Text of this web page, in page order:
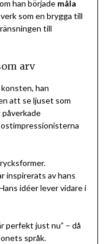
han började måla
som en brygga till
till
arv
han
att se ljuset som
inspirerats av hans
idéer lever vidare i
perfekt just nu” – då
språk.